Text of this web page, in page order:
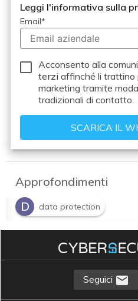
Leggi l'informativa sulla
Email*
Acconsento alla
terzi affinché li trattino
marketing tramite
tradizionali di contatto.
Approfondimenti
D
data protection
P prevenzione e
process injection R
Seguici